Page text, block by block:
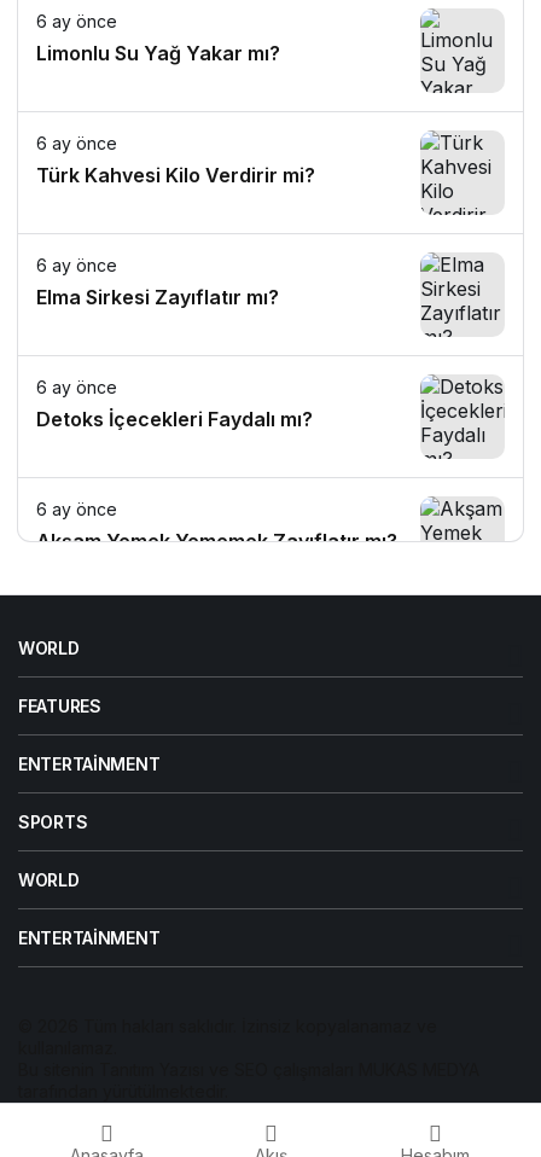
6 ay önce
Limonlu Su Yağ Yakar mı?
6 ay önce
Türk Kahvesi Kilo Verdirir mi?
6 ay önce
Elma Sirkesi Zayıflatır mı?
6 ay önce
Detoks İçecekleri Faydalı mı?
6 ay önce
Akşam Yemek Yememek Zayıflatır mı?
Aç Yatmak Kilo Verdirir mi?
WORLD
FEATURES
ENTERTAINMENT
SPORTS
WORLD
ENTERTAINMENT